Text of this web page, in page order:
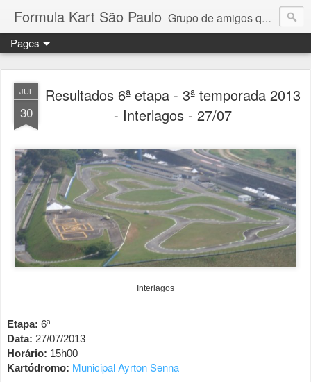
Formula Kart São Paulo Grupo de amigos que adoram pilotar e se reúnem uma vez por mês para a disputa de um campeonato competitivo e amigável. Granja Viana, Interlagos, Paulínia e Aldeia da Serra. Troféus e medalhas em todas as etapas para os 6 primeiros colocados + pole position e volta mais rápida da prova. Campeonato por pilotos e por equipe com troféus para os 3 primeiros + cada piloto da equipe campeã. Medalhas para todos os participantes.
Pages
JUL
30
Resultados 6ª etapa - 3ª temporada 2013
- Interlagos - 27/07
Interlagos
Etapa: 6ª
Data: 27/07/2013
Horário: 15h00
Kartódromo: Municipal Ayrton Senna